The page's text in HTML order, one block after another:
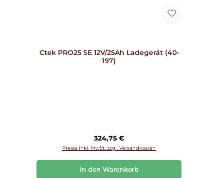
Ctek PRO25 SE 12V/25Ah Ladegerät (40-
197)
Regulärer Preis:
324,75 €
Preise inkl. MwSt. zzgl. Versandkosten
In den Warenkorb